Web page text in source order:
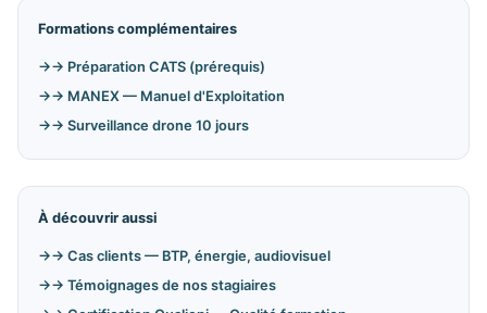
Formations complémentaires
→ Préparation CATS (prérequis)
→ MANEX — Manuel d'Exploitation
→ Surveillance drone 10 jours
À découvrir aussi
→ Cas clients — BTP, énergie, audiovisuel
→ Témoignages de nos stagiaires